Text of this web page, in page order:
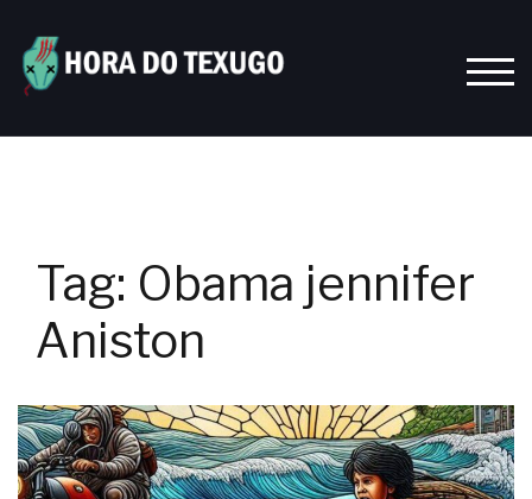
content
Tag: Obama jennifer
Aniston